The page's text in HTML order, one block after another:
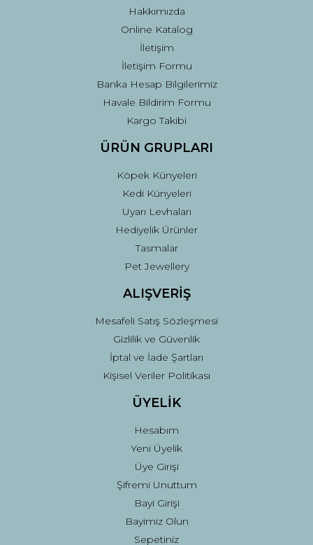
Hakkımızda
Online Katalog
İletişim
İletişim Formu
Banka Hesap Bilgilerimiz
Havale Bildirim Formu
Kargo Takibi
ÜRÜN GRUPLARI
Köpek Künyeleri
Kedi Künyeleri
Uyarı Levhaları
Hediyelik Ürünler
Tasmalar
Pet Jewellery
ALIŞVERİŞ
Mesafeli Satış Sözleşmesi
Gizlilik ve Güvenlik
İptal ve İade Şartları
Kişisel Veriler Politikası
ÜYELİK
Hesabım
Yeni Üyelik
Üye Girişi
Şifremi Unuttum
Bayi Girişi
Bayimiz Olun
Sepetiniz